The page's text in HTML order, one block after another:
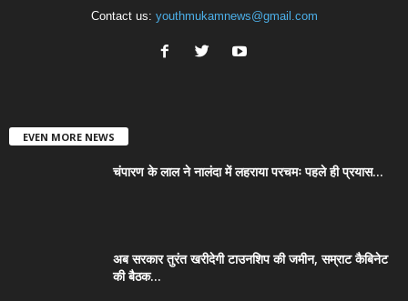
Contact us: youthmukamnews@gmail.com
EVEN MORE NEWS
चंपारण के लाल ने नालंदा में लहराया परचमः पहले ही प्रयास...
अब सरकार तुरंत खरीदेगी टाउनशिप की जमीन, सम्राट कैबिनेट
की बैठक...